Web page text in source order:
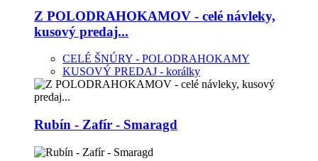
Z POLODRAHOKAMOV - celé návleky,
kusový predaj...
CELÉ ŠNÚRY - POLODRAHOKAMY
KUSOVÝ PREDAJ - korálky
Rubín - Zafír - Smaragd